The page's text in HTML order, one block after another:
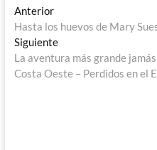
Navegación
de
entradas
AnteriorEntrada
anterior:
Hasta los huevos de Mary
SiguienteEntrada
siguiente:
La aventura más grande
Costa Oeste – Perdidos en el